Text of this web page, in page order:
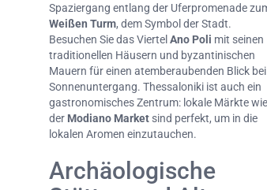
Spaziergang entlang der Uferpromenade
Weißen Turm, dem Symbol der Stadt.
Besuchen Sie das Viertel Ano Poli mit seinen
traditionellen Häusern und byzantinischen
Mauern für einen atemberaubenden Blick bei
Sonnenuntergang. Thessaloniki ist auch ein
gastronomisches Zentrum: lokale Märkte wie
der Modiano Market sind perfekt, um in die
lokalen Aromen einzutauchen.
Archäologische